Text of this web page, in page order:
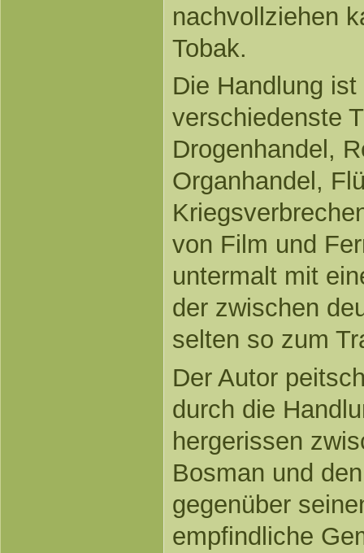
nachvollziehen
Tobak.
Die Handlung
verschiedenste
Drogenhandel,
Organhandel,
von Film und
untermalt mit
der zwischen
selten so zum
Der Autor
durch die
hergerissen
Bosman und
gegenüber
empfindliche